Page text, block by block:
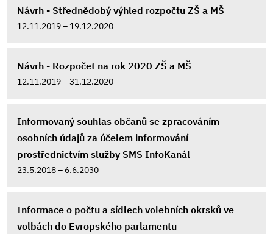
Návrh - Střednědobý výhled rozpočtu ZŠ a MŠ
12.11.2019 – 19.12.2020
Návrh - Rozpočet na rok 2020 ZŠ a MŠ
12.11.2019 – 31.12.2020
Informovaný souhlas občanů se zpracováním
osobních údajů za účelem informování
prostřednictvím služby SMS InfoKanál
23.5.2018 – 6.6.2030
Informace o počtu a sídlech volebních okrsků ve
volbách do Evropského parlamentu